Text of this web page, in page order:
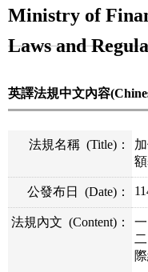
Ministry of
Laws and
英譯法規中文內容
法規名稱 (Title)：
公發布日 (Date)：
法規內文 (Content)：